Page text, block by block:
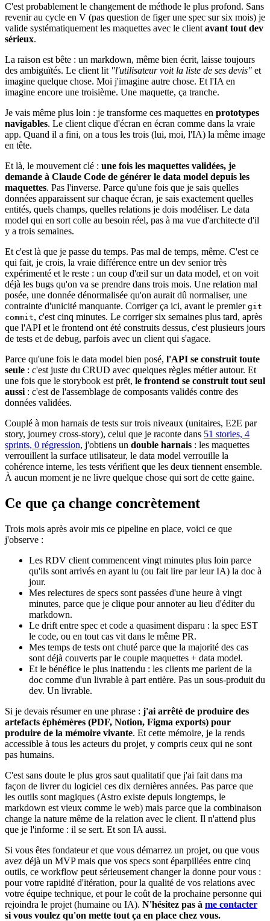
C'est probablement le changement de méthode le plus profond. Sans
revenir au cycle en V (pas question de figer une spec sur six mois) je
valide systématiquement les maquettes avec le client avant tout dev
sérieux.
La raison est bête : un markdown, même bien écrit, laisse toujours
des ambiguïtés. Le client lit "l'utilisateur voit la liste de ses devis" et
imagine quelque chose. Moi j'imagine autre chose. Et l'IA en
imagine encore une troisième. Une maquette, ça tranche.
Je vais même plus loin : je transforme ces maquettes en prototypes
navigables. Le client clique d'écran en écran comme dans la vraie
app. Quand il a fini, on a tous les trois (lui, moi, l'IA) la même image
en tête.
Et là, le mouvement clé : une fois les maquettes validées, je
demande à Claude Code de générer le data model depuis les
maquettes. Pas l'inverse. Parce qu'une fois que je sais quelles
données apparaissent sur chaque écran, je sais exactement quelles
entités, quels champs, quelles relations je dois modéliser. Le data
model qui en sort colle au besoin réel, pas à ma vue d'architecte d'il
y a trois semaines.
Et c'est là que je passe du temps. Pas mal de temps, même. C'est ce
qui fait, je crois, la vraie différence entre un dev senior très
expérimenté et le reste : un coup d'œil sur un data model, et on voit
déjà les bugs qu'on va se prendre dans trois mois. Une relation mal
posée, une donnée dénormalisée qu'on aurait dû normaliser, une
contrainte d'unicité manquante. Corriger ça ici, avant le premier git
commit, c'est cinq minutes. Le corriger six semaines plus tard, après
que l'API et le frontend ont été construits dessus, c'est plusieurs jours
de tests et de debug, parfois avec un client qui s'agace.
Parce qu'une fois le data model bien posé, l'API se construit toute
seule : c'est juste du CRUD avec quelques règles métier autour. Et
une fois que le storybook est prêt, le frontend se construit tout seul
aussi : c'est de l'assemblage de composants validés contre des
données validées.
Couplé à mon harnais de tests sur trois niveaux (unitaires, E2E par
story, journey cross-story), celui que je raconte dans 51 stories, 4
sprints, 0 régression, j'obtiens un double harnais : les maquettes
verrouillent la surface utilisateur, le data model verrouille la
cohérence interne, les tests vérifient que les deux tiennent ensemble.
À aucun moment je ne livre quelque chose qui sort de cette gaine.
Ce que ça change concrètement
Trois mois après avoir mis ce pipeline en place, voici ce que
j'observe :
Les RDV client commencent vingt minutes plus loin parce
qu'ils sont arrivés en ayant lu (ou fait lire par leur IA) la doc à
jour.
Mes relectures de specs sont passées d'une heure à vingt
minutes, parce que je clique pour annoter au lieu d'éditer du
markdown.
Le drift entre spec et code a quasiment disparu : la spec EST
le code, ou en tout cas vit dans le même PR.
Mes temps de tests ont chuté parce que la majorité des cas
sont déjà couverts par le couple maquettes + data model.
Et le bénéfice le plus inattendu : les clients me parlent de la
doc comme d'un livrable à part entière. Pas un sous-produit du
dev. Un livrable.
Si je devais résumer en une phrase : j'ai arrêté de produire des
artefacts éphémères (PDF, Notion, Figma exports) pour
produire de la mémoire vivante. Et cette mémoire, je la rends
accessible à tous les acteurs du projet, y compris ceux qui ne sont
pas humains.
C'est sans doute le plus gros saut qualitatif que j'ai fait dans ma
façon de livrer du logiciel ces dix dernières années. Pas parce que
les outils sont magiques (Astro existe depuis longtemps, le
markdown est vieux comme le web) mais parce que la combinaison
change la nature même de la relation avec le client. Il n'attend plus
que je l'informe : il se sert. Et son IA aussi.
Si vous êtes fondateur et que vous démarrez un projet, ou que vous
avez déjà un MVP mais que vos specs sont éparpillées entre cinq
outils, ce workflow peut sérieusement changer la donne pour vous :
pour votre rapidité d'itération, pour la qualité de vos relations avec
votre équipe technique, et pour le coût de la prochaine personne qui
rejoindra le projet (humaine ou IA). N'hésitez pas à me contacter
si vous voulez qu'on mette tout ça en place chez vous.